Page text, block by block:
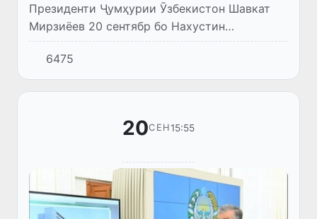
Президенти Ҷумҳурии Ӯзбекистон Шавкат
Мирзиёев 20 сентябр бо Нахустин
Президенти Ҷумҳурии Қазоқистон – Элбошӣ
Нурсултон Назарбоев мулоқоти телефонӣ
анҷом дод.
6475
20СЕН15:55